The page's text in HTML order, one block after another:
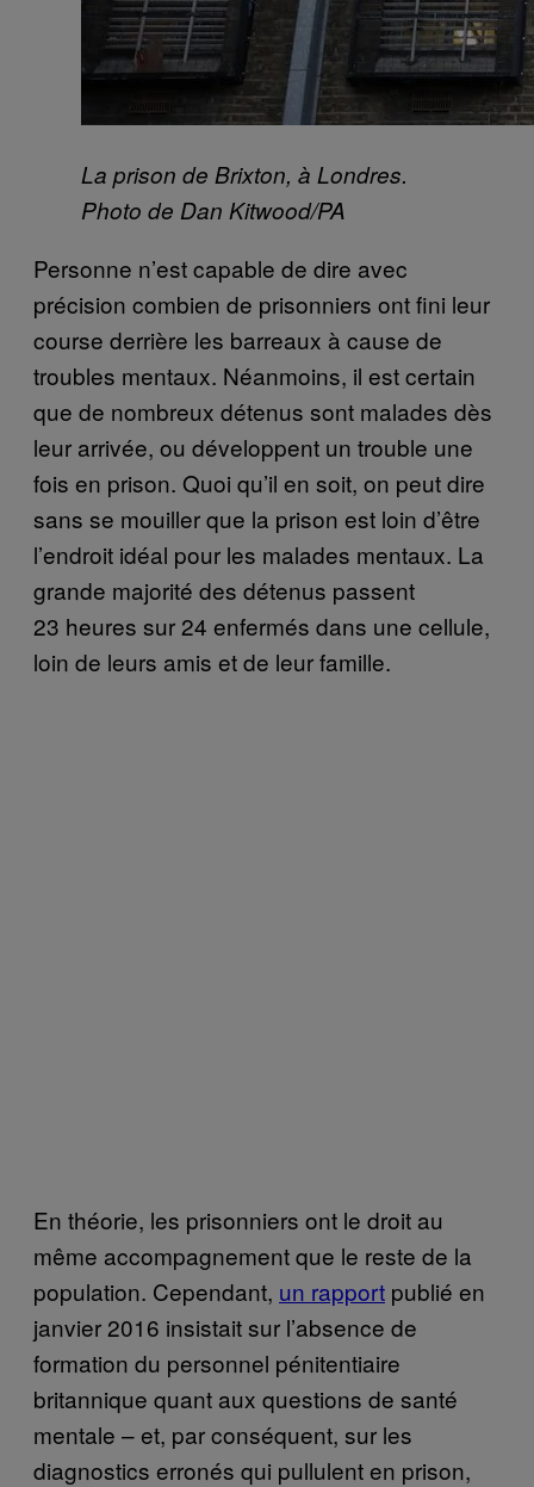
La prison de Brixton, à Londres.
Photo de Dan Kitwood/PA
Personne n’est capable de dire avec
précision combien de prisonniers ont fini leur
course derrière les barreaux à cause de
troubles mentaux. Néanmoins, il est certain
que de nombreux détenus sont malades dès
leur arrivée, ou développent un trouble une
fois en prison. Quoi qu’il en soit, on peut dire
sans se mouiller que la prison est loin d’être
l’endroit idéal pour les malades mentaux. La
grande majorité des détenus passent
23 heures sur 24 enfermés dans une cellule,
loin de leurs amis et de leur famille.
En théorie, les prisonniers ont le droit au
même accompagnement que le reste de la
population. Cependant, un rapport publié en
janvier 2016 insistait sur l’absence de
formation du personnel pénitentiaire
britannique quant aux questions de santé
mentale – et, par conséquent, sur les
diagnostics erronés qui pullulent en prison,